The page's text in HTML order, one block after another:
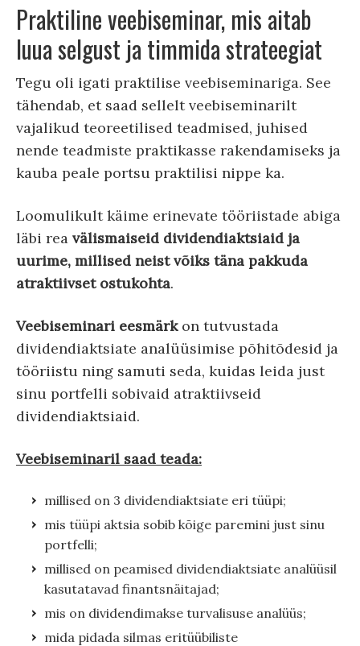
Praktiline veebiseminar, mis aitab
luua selgust ja timmida strateegiat
Tegu oli igati praktilise veebiseminariga. See
tähendab, et saad sellelt veebiseminarilt
vajalikud teoreetilised teadmised, juhised
nende teadmiste praktikasse rakendamiseks ja
kauba peale portsu praktilisi nippe ka.
Loomulikult käime erinevate tööriistade abiga
läbi rea välismaiseid dividendiaktsiaid ja
uurime, millised neist võiks täna pakkuda
atraktiivset ostukohta.
Veebiseminari eesmärkon tutvustada
dividendiaktsiate analüüsimise põhitõdesid ja
tööriistu ning samuti seda, kuidas leida just
sinu portfelli sobivaid atraktiivseid
dividendiaktsiaid.
Veebiseminaril saad teada:
millised on 3 dividendiaktsiate eri tüüpi;
mis tüüpi aktsia sobib kõige paremini just sinu
portfelli;
millised on peamised dividendiaktsiate analüüsil
kasutatavad finantsnäitajad;
mis on dividendimakse turvalisuse analüüs;
mida pidada silmas eritüübiliste